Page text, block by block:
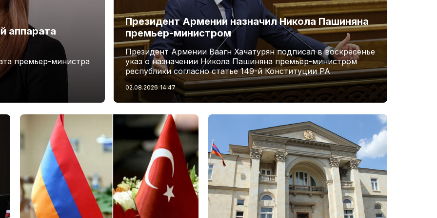
аппарата
премьер-министра
Президент Армении назначил Никола Пашиняна
премьер-министром
Президент Армении Ваагн Хачатурян подписал в воскресенье
указ о назначении Никола Пашиняна премьер-министром
республики согласно статье 149-й Конституции РА
02.08.2026 14:47